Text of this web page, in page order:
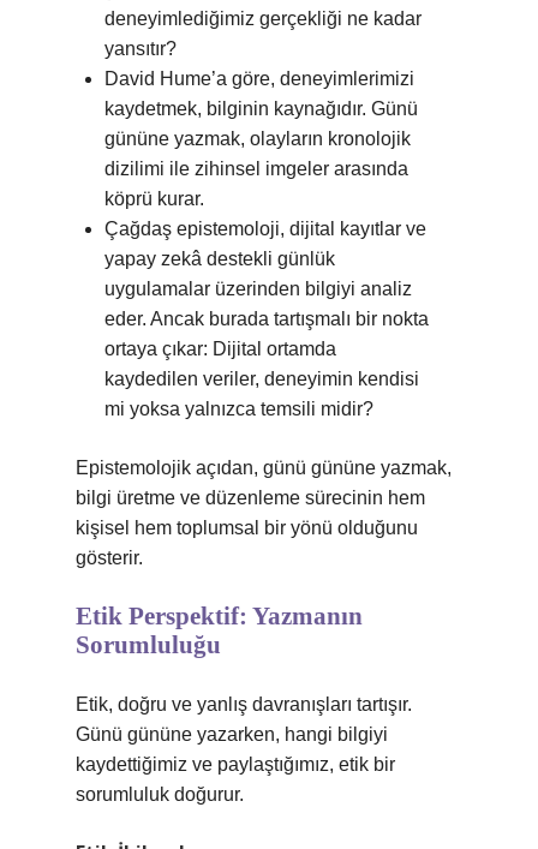
deneyimlediğimiz gerçekliği ne kadar
yansıtır?
David Hume’a göre, deneyimlerimizi
kaydetmek, bilginin kaynağıdır. Günü
gününe yazmak, olayların kronolojik
dizilimi ile zihinsel imgeler arasında
köprü kurar.
Çağdaş epistemoloji, dijital kayıtlar ve
yapay zekâ destekli günlük
uygulamalar üzerinden bilgiyi analiz
eder. Ancak burada tartışmalı bir nokta
ortaya çıkar: Dijital ortamda
kaydedilen veriler, deneyimin kendisi
mi yoksa yalnızca temsili midir?
Epistemolojik açıdan, günü gününe yazmak,
bilgi üretme ve düzenleme sürecinin hem
kişisel hem toplumsal bir yönü olduğunu
gösterir.
Etik Perspektif: Yazmanın
Sorumluluğu
Etik, doğru ve yanlış davranışları tartışır.
Günü gününe yazarken, hangi bilgiyi
kaydettiğimiz ve paylaştığımız, etik bir
sorumluluk doğurur.